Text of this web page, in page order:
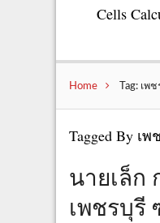
Cells
Home Tag: เพ
Tagged By เ
นายเล็ก
เพชรบุรี